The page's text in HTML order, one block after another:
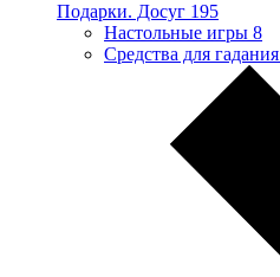
Подарки. Досуг 195
Настольные игры 8
Средства для